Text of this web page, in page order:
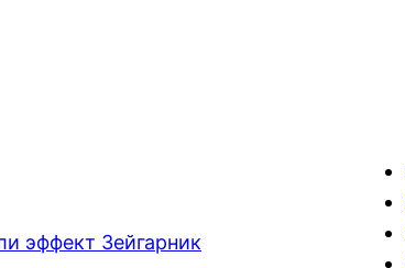
эффект Зейгарник